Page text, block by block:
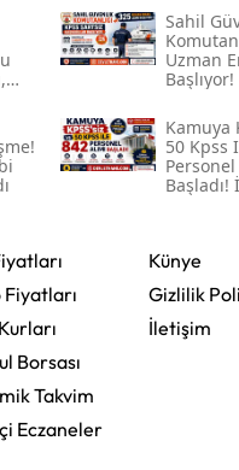
Sahil
Uzman
Kamuya
50 Kpss
Personel
Başladı!
Borsası
Takvim
Eczaneler
Künye
Gizlilik
İletişim